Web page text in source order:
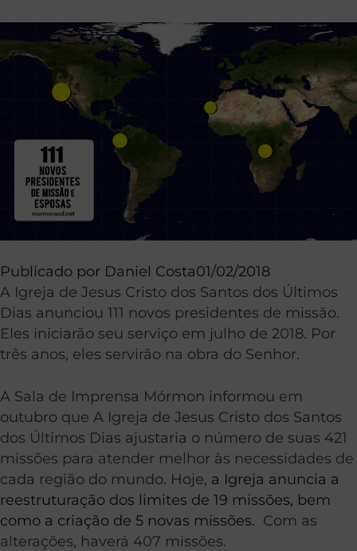
Publicado por Daniel Costa01/02/2018
A Igreja de Jesus Cristo dos Santos dos Últimos
Dias anunciou 111 novos presidentes de missão.
Eles iniciarão seu serviço em julho de 2018. Por
três anos, eles servirão na obra do Senhor.
A Sala de Imprensa Mórmon informou em
outubro que A Igreja de Jesus Cristo dos Santos
dos Últimos Dias ajustaria o número de suas 421
missões para atender melhor às necessidades de
cada região do mundo. Hoje, a Igreja anuncia a
reestruturação dos limites de 19 missões, bem
como a criação de 5 novas missões. Com as
alterações, haverá 407 missões.